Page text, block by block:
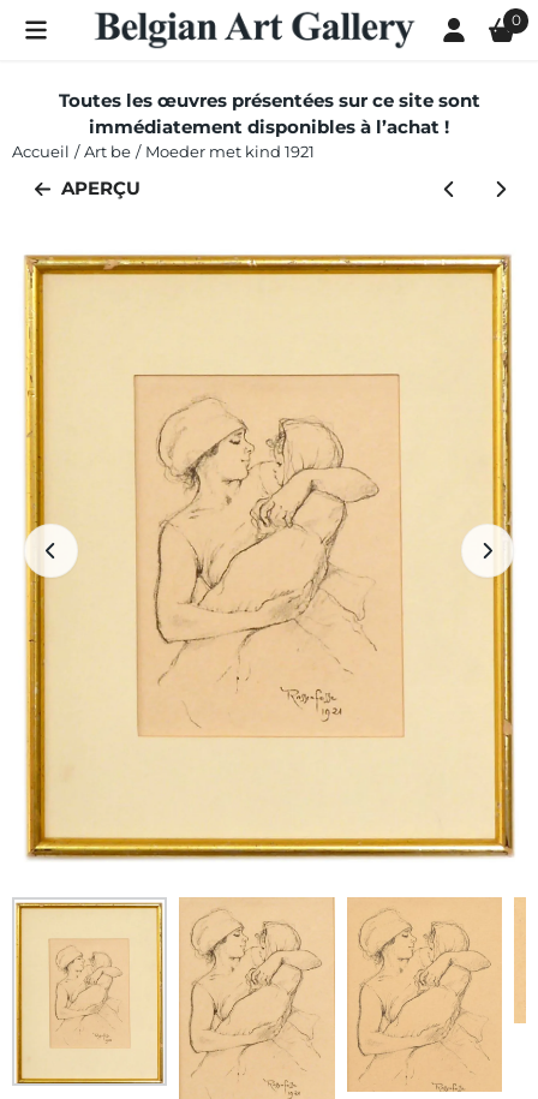
Les préférences de cookies sont actuellement fermées. 0
Toutes les œuvres présentées sur ce site sont
immédiatement disponibles à l’achat !
Accueil / Art be / Moeder met kind 1921
APERÇU